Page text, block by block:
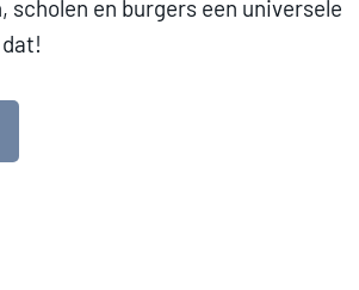
scholen en burgers een universele